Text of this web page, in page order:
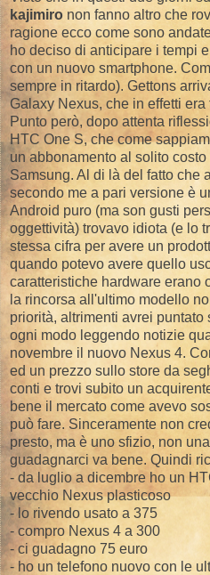
kajimiro non fanno altro che
ragione ecco come sono
ho deciso di anticipare i tempi
con un nuovo smartphone.
sempre in ritardo). Gettons
Galaxy Nexus, che in effetti
Punto però, dopo attenta
HTC One S, che come
un abbonamento al solito
Samsung. Al di là del fatto che
secondo me a pari versione è
Android puro (ma son gusti
oggettività) trovavo idiota (e lo
stessa cifra per avere un
quando potevo avere quello
caratteristiche hardware erano
la rincorsa all'ultimo modello
priorità, altrimenti avrei puntato
ogni modo leggendo notizie
novembre il nuovo Nexus 4.
ed un prezzo sullo store da
conti e trovi subito un
bene il mercato come avevo
può fare. Sinceramente non
presto, ma è uno sfizio, non
guadagnarci va bene. Quindi
- da luglio a dicembre ho un
vecchio Nexus plasticoso
- lo rivendo usato a 375
- compro Nexus 4 a 300
- ci guadagno 75 euro
- ho un telefono nuovo con le